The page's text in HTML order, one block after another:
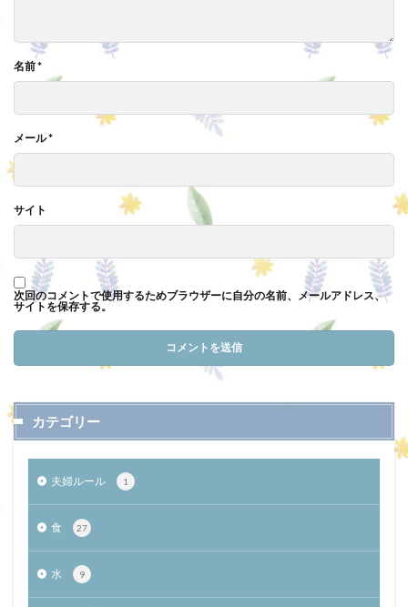
名前*
メール*
サイト
次回のコメントで使用するためブラウザーに自分の名前、メールアドレス、
サイトを保存する。
カテゴリー
夫婦ルール 1
食 27
水 9